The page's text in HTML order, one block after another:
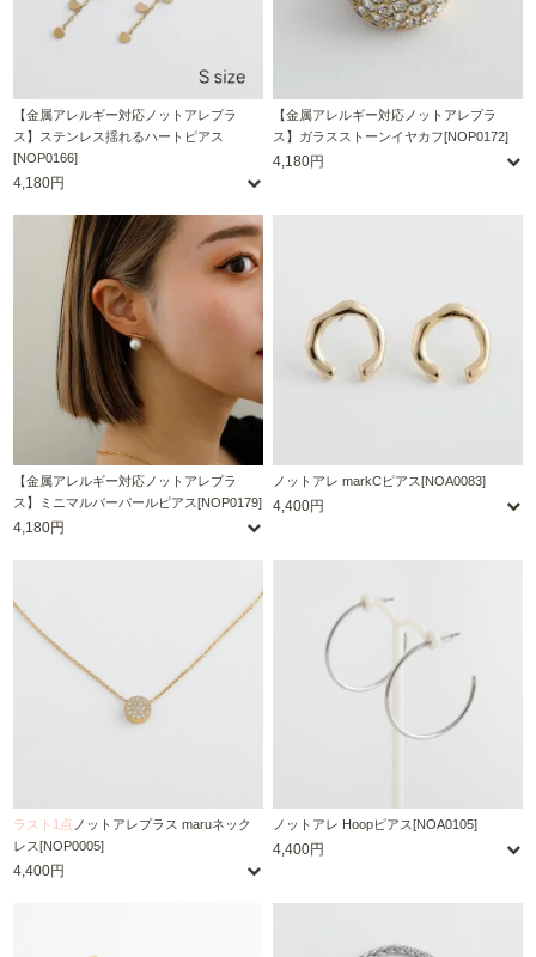
【金属アレルギー対応ノットアレプラ
ス】ステンレス揺れるハートピアス
[NOP0166]
4,180円
【金属アレルギー対応ノットアレプラ
ス】ガラスストーンイヤカフ[NOP0172]
4,180円
【金属アレルギー対応ノットアレプラ
ス】ミニマルバーパールピアス[NOP0179]
4,180円
ノットアレ markCピアス[NOA0083]
4,400円
ラスト1点 ノットアレプラス maruネック
レス[NOP0005]
4,400円
ノットアレ Hoopピアス[NOA0105]
4,400円